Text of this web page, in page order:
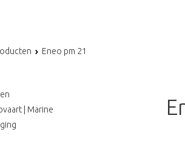
Eneo pm 21
| Marine